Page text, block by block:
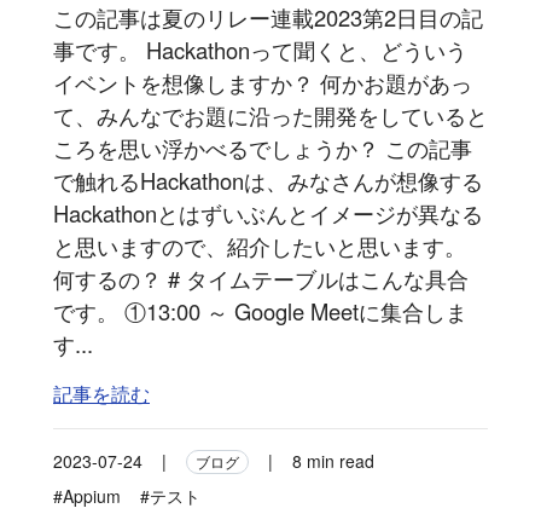
この記事は夏のリレー連載2023第2日目の記
事です。 Hackathonって聞くと、どういう
イベントを想像しますか？ 何かお題があっ
て、みんなでお題に沿った開発をしていると
ころを思い浮かべるでしょうか？ この記事
で触れるHackathonは、みなさんが想像する
Hackathonとはずいぶんとイメージが異なる
と思いますので、紹介したいと思います。
何するの？ # タイムテーブルはこんな具合
です。 ①13:00 ～ Google Meetに集合しま
す...
記事を読む
2023-07-24 | ブログ |
8 min read
#Appium
#テスト